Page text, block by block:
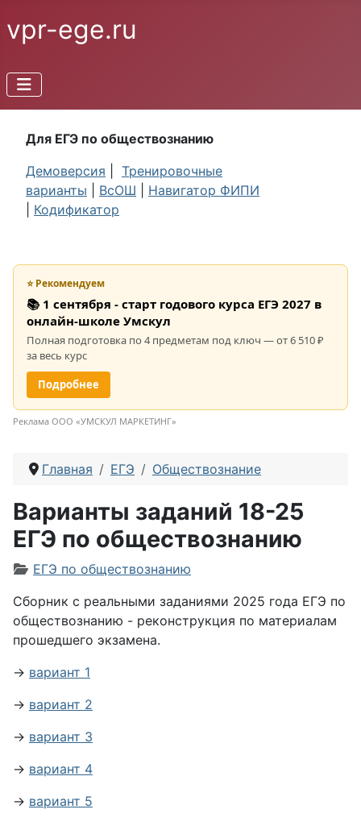
vpr-ege.ru
Для ЕГЭ по обществознанию
Демоверсия
Тренировочные
варианты
ВсОШ
Навигатор ФИПИ
Кодификатор
⭐ Рекомендуем
📚 1 сентября - старт годового курса ЕГЭ 2027 в
онлайн-школе Умскул
Полная подготовка по 4 предметам под ключ — от 6 510 ₽
за весь курс
Подробнее
Реклама ООО «УМСКУЛ МАРКЕТИНГ»
Главная ЕГЭ Обществознание
Варианты заданий 18-25
ЕГЭ по обществознанию
Информация о материале
ЕГЭ по обществознанию
Сборник с реальными заданиями 2025 года ЕГЭ по
обществознанию - реконструкция по материалам
прошедшего экзамена.
→ вариант 1
→ вариант 2
→ вариант 3
→ вариант 4
→ вариант 5